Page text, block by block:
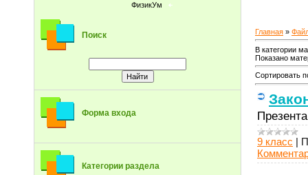
ФизикУм
Поиск
Форма входа
Категории раздела
Главная »
В категории
Показано
Сортировать
9 класс |